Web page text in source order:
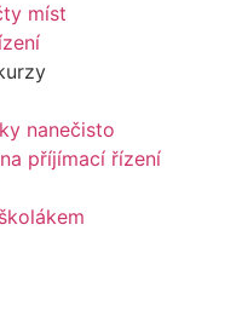
míst
nanečisto
příjímací řízení